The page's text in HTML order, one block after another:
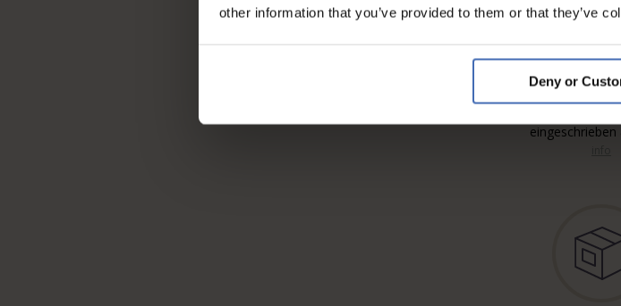
other information that you’ve provided to them or that they’ve
Deny or